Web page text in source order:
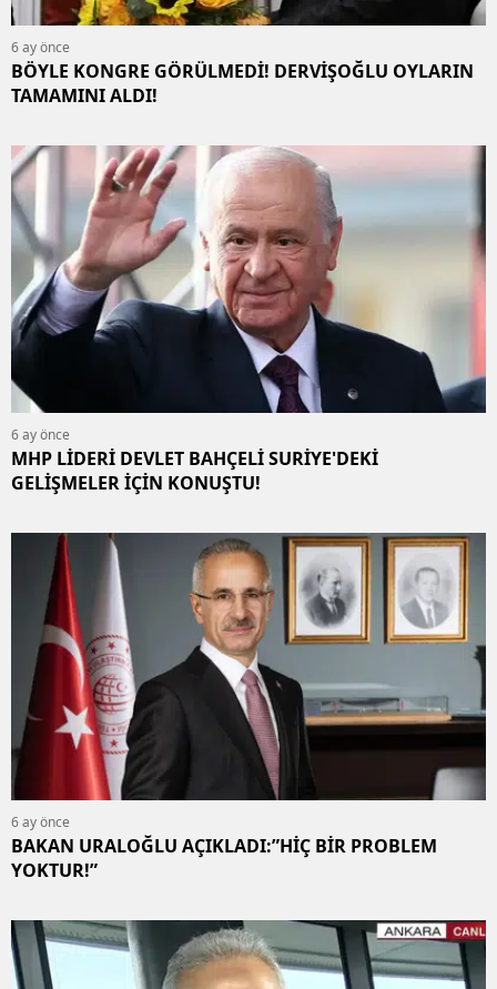
6 ay önce
BÖYLE KONGRE GÖRÜLMEDİ! DERVİŞOĞLU OYLARIN
TAMAMINI ALDI!
6 ay önce
MHP LİDERİ DEVLET BAHÇELİ SURİYE'DEKİ
GELİŞMELER İÇİN KONUŞTU!
6 ay önce
BAKAN URALOĞLU AÇIKLADI:”HİÇ BİR PROBLEM
YOKTUR!”